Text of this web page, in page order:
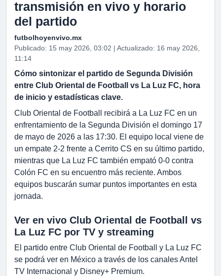
transmisión en vivo y horario
del partido
futbolhoyenvivo.mx
Publicado: 15 may 2026, 03:02 | Actualizado: 16 may 2026,
11:14
Cómo sintonizar el partido de Segunda División
entre Club Oriental de Football vs La Luz FC, hora
de inicio y estadísticas clave.
Club Oriental de Football recibirá a La Luz FC en un
enfrentamiento de la Segunda División el domingo 17
de mayo de 2026 a las 17:30. El equipo local viene de
un empate 2-2 frente a Cerrito CS en su último partido,
mientras que La Luz FC también empató 0-0 contra
Colón FC en su encuentro más reciente. Ambos
equipos buscarán sumar puntos importantes en esta
jornada.
Ver en vivo Club Oriental de Football vs
La Luz FC por TV y streaming
El partido entre Club Oriental de Football y La Luz FC
se podrá ver en México a través de los canales Antel
TV Internacional y Disney+ Premium.